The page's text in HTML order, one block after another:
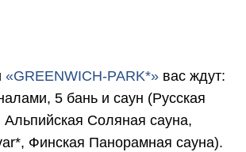
«GREENWICH-PARK*» вас ждут:
5 бань и саун (Русская
Соляная сауна,
Финская Панорамная сауна).